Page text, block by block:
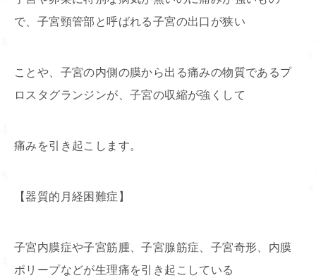
で、子宮頸管部と呼ばれる子宮の出口が狭い
ことや、子宮の内側の膜から出る痛みの物質であるプ
ロスタグランジンが 、子宮の収縮が強くして
痛みを引き起こします。
【器質的月経困難症】
子宮内膜症や子宮筋腫、子宮腺筋症、子宮奇形、内膜
ポリープなどが生理痛を引き起こしている